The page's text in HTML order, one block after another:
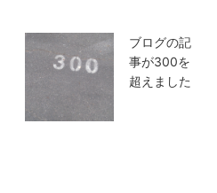
ブログの記
事が300を
超えました